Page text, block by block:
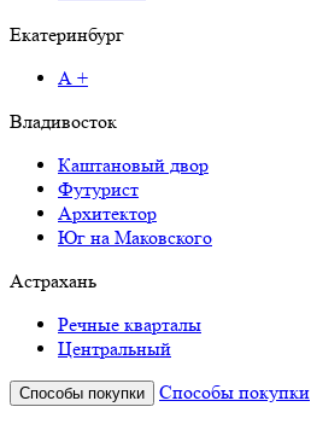
Екатеринбург
А +
Владивосток
Каштановый двор
Футурист
Архитектор
Юг на Маковского
Астрахань
Речные кварталы
Центральный
Способы покупки
Способы покупки